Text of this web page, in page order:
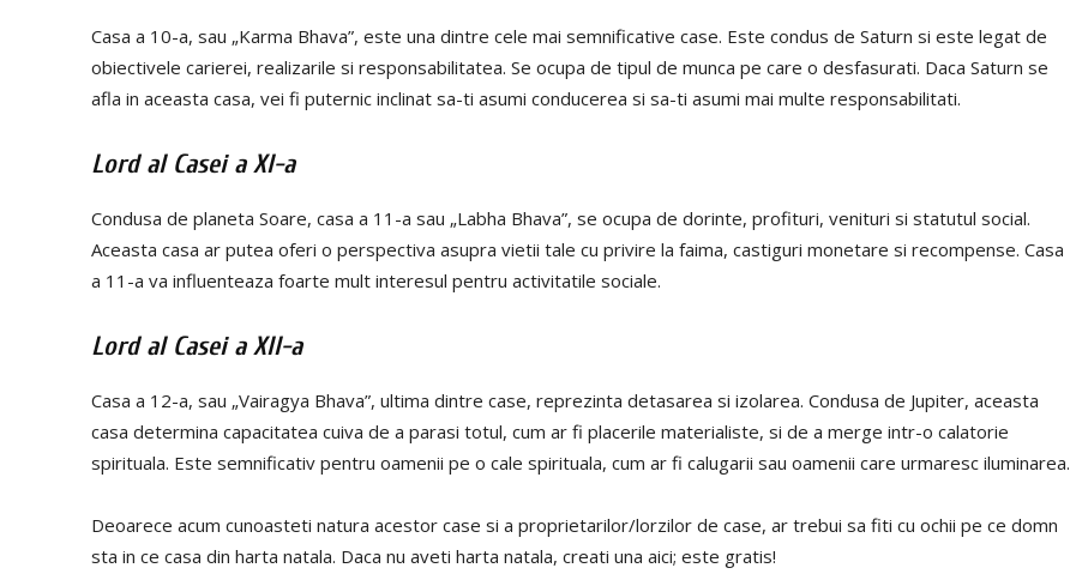
Casa a 10-a, sau „Karma Bhava”, este una dintre cele mai semnificative case. Este condus de Saturn si este legat de
obiectivele carierei, realizarile si responsabilitatea. Se ocupa de tipul de munca pe care o desfasurati. Daca Saturn se
afla in aceasta casa, vei fi puternic inclinat sa-ti asumi conducerea si sa-ti asumi mai multe responsabilitati.
Lord al Casei a XI-a
Condusa de planeta Soare, casa a 11-a sau „Labha Bhava”, se ocupa de dorinte, profituri, venituri si statutul social.
Aceasta casa ar putea oferi o perspectiva asupra vietii tale cu privire la faima, castiguri monetare si recompense. Casa
a 11-a va influenteaza foarte mult interesul pentru activitatile sociale.
Lord al Casei a XII-a
Casa a 12-a, sau „Vairagya Bhava”, ultima dintre case, reprezinta detasarea si izolarea. Condusa de Jupiter, aceasta
casa determina capacitatea cuiva de a parasi totul, cum ar fi placerile materialiste, si de a merge intr-o calatorie
spirituala. Este semnificativ pentru oamenii pe o cale spirituala, cum ar fi calugarii sau oamenii care urmaresc iluminarea.
Deoarece acum cunoasteti natura acestor case si a proprietarilor/lorzilor de case, ar trebui sa fiti cu ochii pe ce domn
sta in ce casa din harta natala. Daca nu aveti harta natala, creati una aici; este gratis!